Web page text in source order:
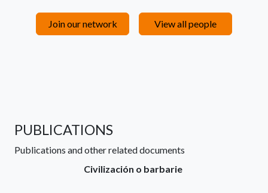
Join our network View all people
PUBLICATIONS
Publications and other related documents
Civilización o barbarie